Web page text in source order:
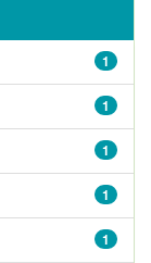
1
1
1
1
1